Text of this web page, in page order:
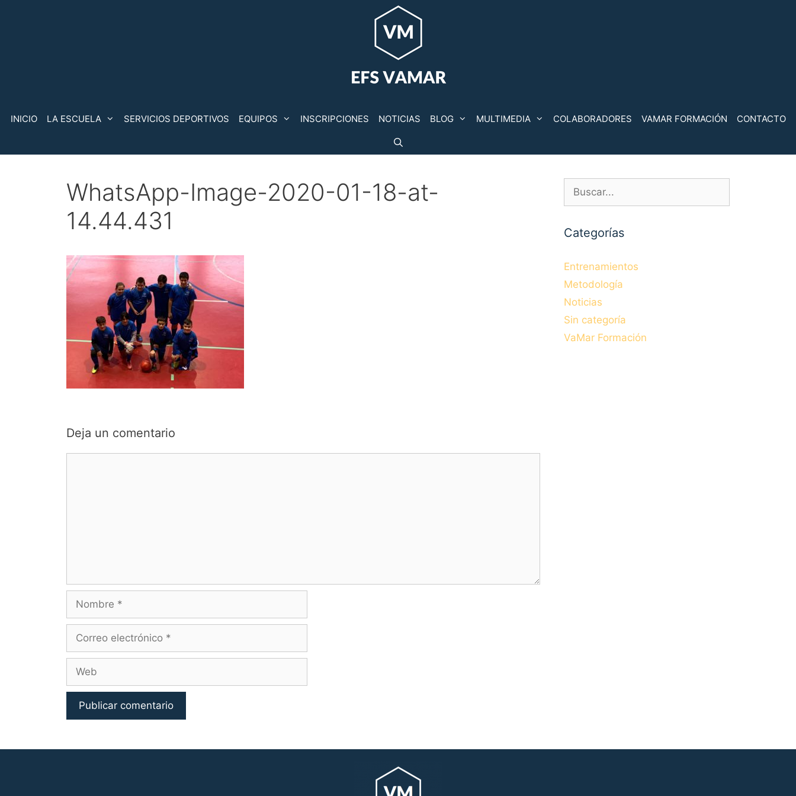
INICIO LA ESCUELA SERVICIOS DEPORTIVOS EQUIPOS INSCRIPCIONES NOTICIAS BLOG MULTIMEDIA COLABORADORES VAMAR FORMACIÓN CONTACTO
WhatsApp-Image-2020-01-18-at-
14.44.431
Deja un comentario
electrónico
Buscar:
Categorías
Entrenamientos
Metodología
Noticias
Sin categoría
VaMar Formación